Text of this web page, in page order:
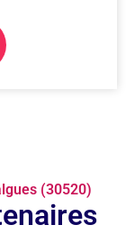
(30520)